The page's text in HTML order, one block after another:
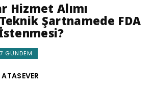
Hizmet Alımı
Şartnamede FDA
GÜNDEM